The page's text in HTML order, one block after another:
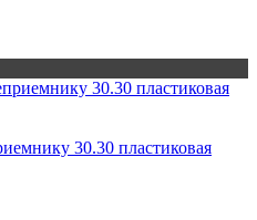
30.30 пластиковая